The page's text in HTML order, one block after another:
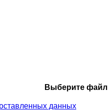
Выберите файл
данных